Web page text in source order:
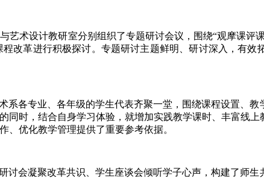
设计教研室分别组织了专题研讨会议，围绕“观摩课评
改革进行积极探讨。专题研讨主题鲜明、研讨深入，有效
各专业、各年级的学生代表齐聚一堂，围绕课程设置、教
时，结合自身学习体验，就增加实践教学课时、丰富线
、优化教学管理提供了重要参考依据。
会凝聚改革共识、学生座谈会倾听学子心声，构建了师生